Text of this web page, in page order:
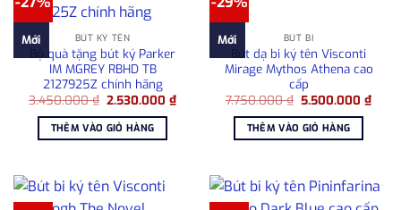
Mới BÚT KÝ TÊN
Bộ quà tặng bút ký Parker
IM MGREY RBHD TB
2127925Z chính hãng
3.450.000₫ Giá
là:
3.450.000 ₫.
2.530.000₫Giá
hiện
2.530.000 ₫.
THÊM VÀO GIỎ HÀNG
Mới BÚT BI
Bút dạ bi ký tên Visconti
Mirage Mythos Athena cao
cấp
7.750.000₫ Giá
là:
7.750.000 ₫.
5.500.000₫Giá
hiện
THÊM VÀO GIỎ HÀNG